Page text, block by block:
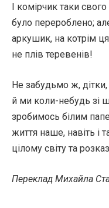
І комірчик таки
було перероблено;
аркушик, на котрім
не плів теревенів!
Не забудьмо ж,
й ми коли-небудь зі
зробимось білим
життя наше, навіть і
цілому світу та
Переклад Михайла